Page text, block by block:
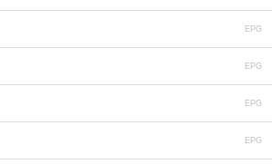
EPG
EPG
EPG
EPG